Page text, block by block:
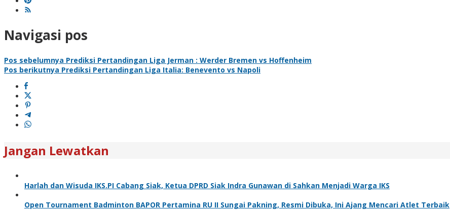
Navigasi pos
Pos sebelumnya Prediksi Pertandingan Liga Jerman : Werder Bremen vs Hoffenheim
Pos berikutnya Prediksi Pertandingan Liga Italia: Benevento vs Napoli
Jangan Lewatkan
Harlah dan Wisuda IKS.PI Cabang Siak, Ketua DPRD Siak Indra Gunawan di Sahkan Menjadi Warga IKS
Open Tournament Badminton BAPOR Pertamina RU II Sungai Pakning, Resmi Dibuka, Ini Ajang Mencari Atlet Terbaik